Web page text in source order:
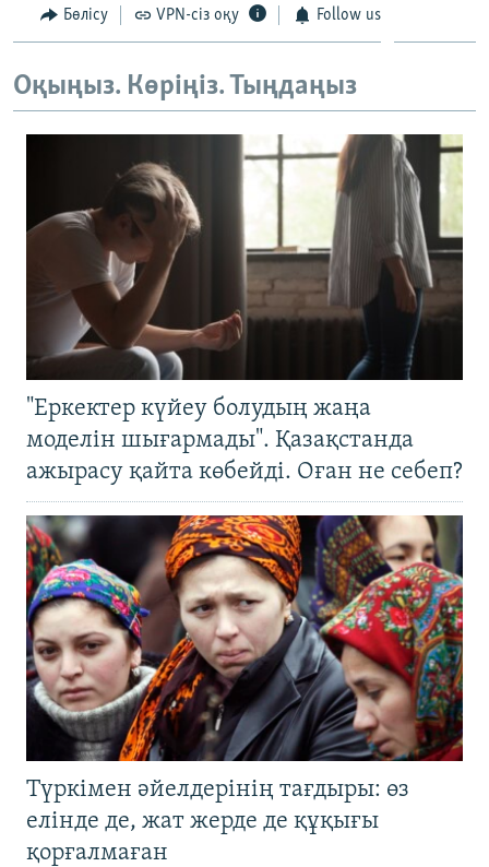
Басқа тілдерде
Бөлісу VPN-сіз оқу Follow us
Оқыңыз. Көріңіз. Тыңдаңыз
"Еркектер күйеу болудың жаңа
моделін шығармады". Қазақстанда
ажырасу қайта көбейді. Оған не себеп?
Түркімен әйелдерінің тағдыры: өз
елінде де, жат жерде де құқығы
қорғалмаған